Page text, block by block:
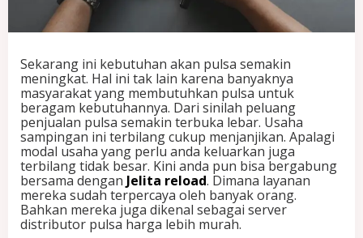
a
M
u
r
a
h
T
e
n
t
u
n
Sekarang ini kebutuhan akan pulsa semakin
meningkat. Hal ini tak lain karena banyaknya
masyarakat yang membutuhkan pulsa untuk
beragam kebutuhannya. Dari sinilah peluang
penjualan pulsa semakin terbuka lebar. Usaha
sampingan ini terbilang cukup menjanjikan. Apalagi
modal usaha yang perlu anda keluarkan juga
terbilang tidak besar. Kini anda pun bisa bergabung
bersama dengan Jelita reload. Dimana layanan
mereka sudah terpercaya oleh banyak orang.
Bahkan mereka juga dikenal sebagai server
distributor pulsa harga lebih murah.